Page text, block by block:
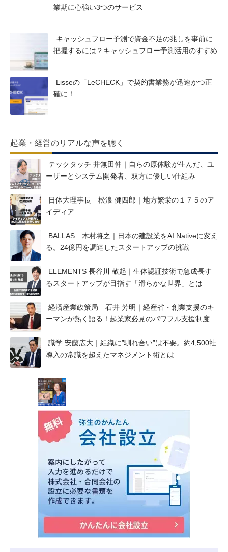
業期に心強い3つのサービス
キャッシュフロー予測で資金不足の兆しを事前に
把握するには？キャッシュフロー予測活用のすすめ
Lisseの「LeCHECK」で契約書業務が迅速かつ正
確に！
起業・経営のリアルな声を聴く
テックタッチ 井無田仲｜自らの原体験が生んだ、ユ
ーザーとシステム開発者、双方に優しい仕組み
日体大理事長 松浪 健四郎｜地方繁栄の１７５のア
イディア
BALLAS 木村将之｜日本の建設業をAI Nativeに変え
る。24億円を調達したスタートアップの挑戦
ELEMENTS 長谷川 敬起｜生体認証技術で急成長す
るスタートアップが目指す「滑らかな世界」とは
経済産業政策局 石井 芳明｜経産省・創業支援のキ
ーマンが熱く語る！起業家必見のパワフル支援制度
識学 安藤広大｜組織に”馴れ合い”は不要。約4,500社
導入の常識を超えたマネジメント術とは